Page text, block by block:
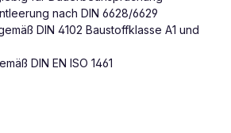
nach DIN 6628/6629
DIN 4102 Baustoffklasse A1 und
DIN EN ISO 1461